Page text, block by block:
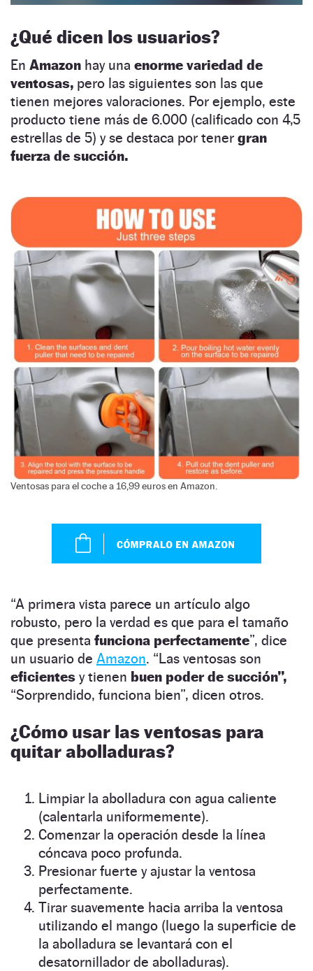
¿Qué dicen los usuarios?
En Amazon hay una enorme variedad de
ventosas, pero las siguientes son las que
tienen mejores valoraciones. Por ejemplo, este
producto tiene más de 6.000 (calificado con 4,5
estrellas de 5) y se destaca por tener gran
fuerza de succión.
Ventosas para el coche a 16,99 euros en Amazon.
“A primera vista parece un artículo algo
robusto, pero la verdad es que para el tamaño
que presenta funciona perfectamente”, dice
un usuario de Amazon. “Las ventosas son
eficientes y tienen buen poder de succión”,
“Sorprendido, funciona bien”, dicen otros.
¿Cómo usar las ventosas para
quitar abolladuras?
Limpiar la abolladura con agua caliente
(calentarla uniformemente).
Comenzar la operación desde la línea
cóncava poco profunda.
Presionar fuerte y ajustar la ventosa
perfectamente.
Tirar suavemente hacia arriba la ventosa
utilizando el mango (luego la superficie de
la abolladura se levantará con el
desatornillador de abolladuras).